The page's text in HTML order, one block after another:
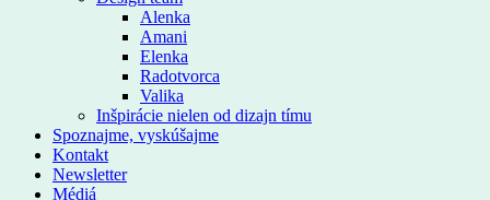
Alenka
Amani
Elenka
Radotvorca
Valika
Inšpirácie nielen od dizajn tímu
Spoznajme, vyskúšajme
Kontakt
Newsletter
Médiá